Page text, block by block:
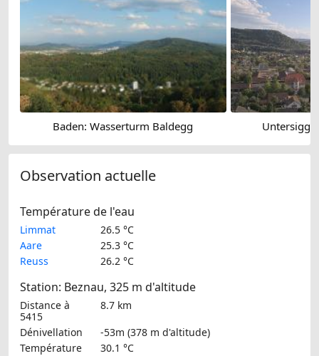
Baden: Wasserturm Baldegg
Observation actuelle
Température de l'eau
Limmat
26.5 °C
Aare
25.3 °C
Reuss
26.2 °C
Station: Beznau, 325 m d'altitude
Distance à
5415
8.7 km
Dénivellation
-53m (378 m d'altitude)
Température
30.1 °C